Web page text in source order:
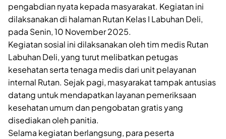
pengabdian nyata kepada masyarakat. Kegiatan ini
dilaksanakan di halaman Rutan Kelas I Labuhan Deli,
pada Senin, 10 November 2025.
Kegiatan sosial ini dilaksanakan oleh tim medis Rutan
Labuhan Deli, yang turut melibatkan petugas
kesehatan serta tenaga medis dari unit pelayanan
internal Rutan. Sejak pagi, masyarakat tampak antusias
datang untuk mendapatkan layanan pemeriksaan
kesehatan umum dan pengobatan gratis yang
disediakan oleh panitia.
Selama kegiatan berlangsung, para peserta